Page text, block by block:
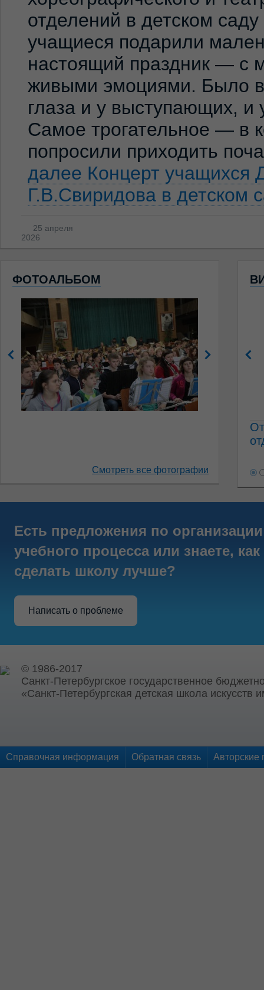
отделений в детском
учащиеся подарили
настоящий праздник — с
живыми эмоциями. Было
глаза и у выступающих,
Самое трогательное — в
попросили приходить
далее Концерт
Г.В.Свиридова в детском
25 апреля
2026
ФОТОАЛЬБОМ
Смотреть все фотографии
Есть предложения по организации
учебного процесса или знаете, как
сделать школу лучше?
Написать о проблеме
© 1986-2017
Санкт-Петербургское государственное
«Санкт-Петербургская детская школа искусств
Справочная информация Обратная связь Авторские